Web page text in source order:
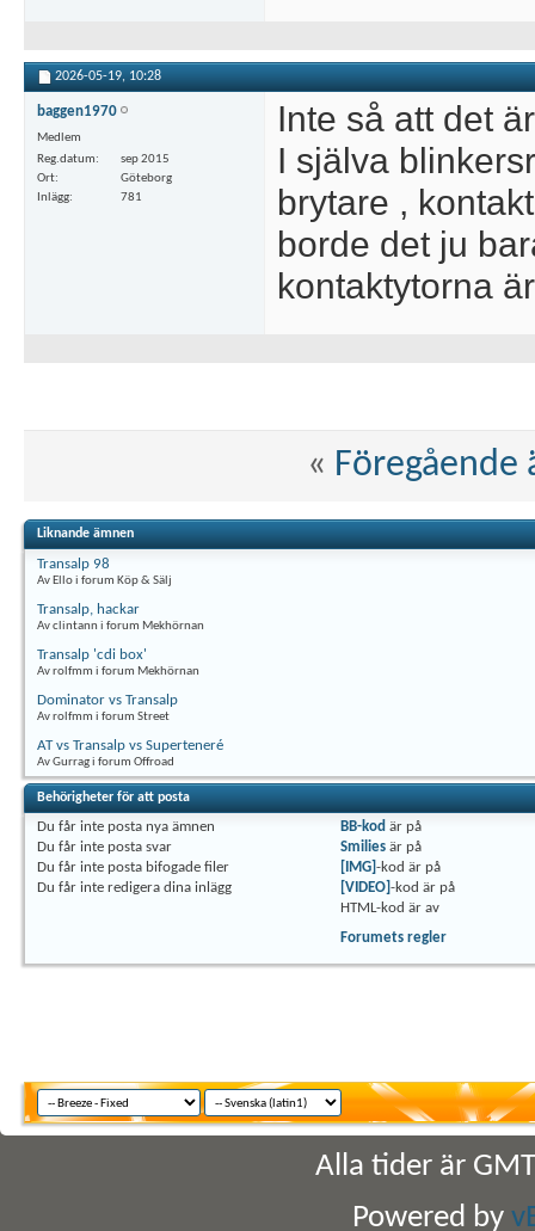
2026-05-19, 10:28
baggen1970
Medlem
Reg.datum
sep 2015
Ort
Göteborg
Inlägg
781
Inte så att det
I själva
brytare ,
borde det ju
kontaktytorna
« Föregående
Liknande ämnen
Transalp 98
Av Ello i forum Köp & Sälj
Transalp, hackar
Av clintann i forum Mekhörnan
Transalp 'cdi box'
Av rolfmm i forum Mekhörnan
Dominator vs Transalp
Av rolfmm i forum Street
AT vs Transalp vs Superteneré
Av Gurrag i forum Offroad
Behörigheter för att posta
Du får inte posta nya ämnen
Du får inte posta svar
Du får inte posta bifogade filer
Du får inte redigera dina inlägg
BB-kod är på
Smilies är på
[IMG] -kod är på
[VIDEO] -kod är på
HTML-kod är av
Forumets regler
Alla tider är
Powered by